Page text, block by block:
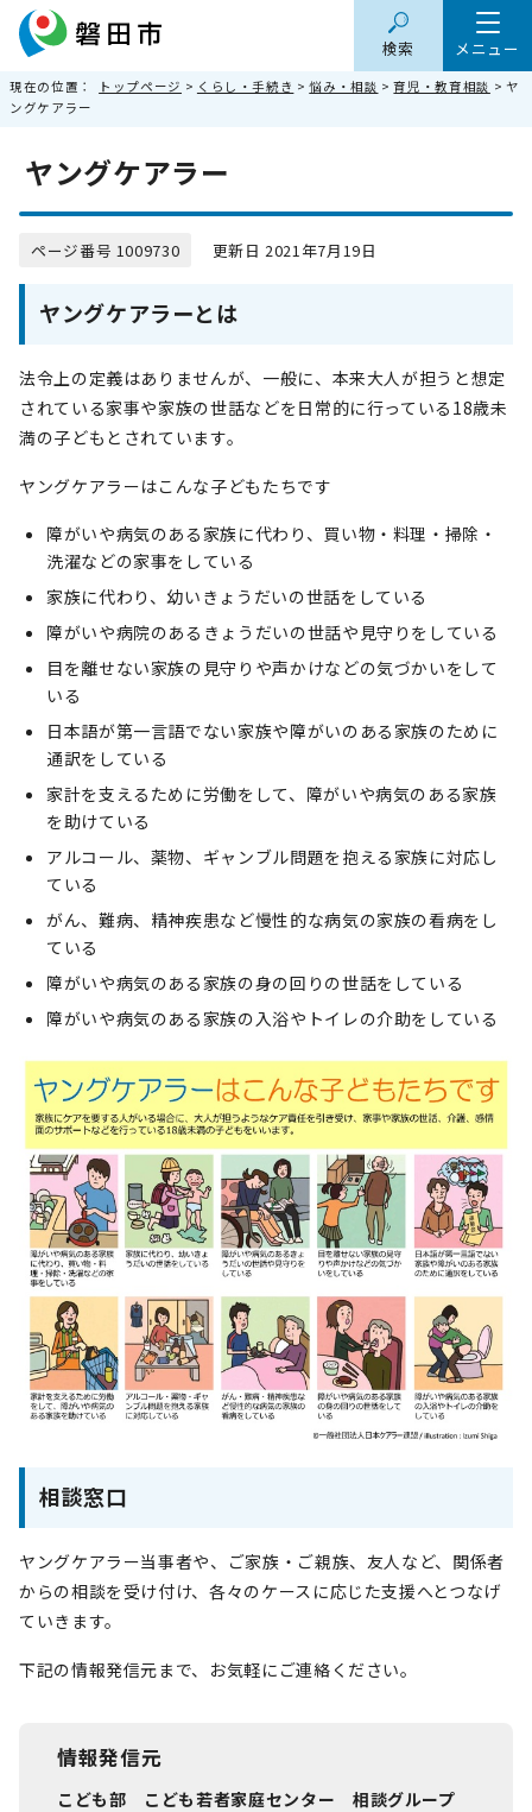
メニュー
検索
現在の位置： トップページ > くらし・手続き >悩み・相談 >育児・教育相談 > ヤ
ングケアラー
ヤングケアラー
ページ番号 1009730 更新日 2021年7月19日
ヤングケアラーとは
法令上の定義はありませんが、一般に、本来大人が担うと想定
されている家事や家族の世話などを日常的に行っている18歳未
満の子どもとされています。
ヤングケアラーはこんな子どもたちです
障がいや病気のある家族に代わり、買い物・料理・掃除・
洗濯などの家事をしている
家族に代わり、幼いきょうだいの世話をしている
障がいや病院のあるきょうだいの世話や見守りをしている
目を離せない家族の見守りや声かけなどの気づかいをして
いる
日本語が第一言語でない家族や障がいのある家族のために
通訳をしている
家計を支えるために労働をして、障がいや病気のある家族
を助けている
アルコール、薬物、ギャンブル問題を抱える家族に対応し
ている
がん、難病、精神疾患など慢性的な病気の家族の看病をし
ている
障がいや病気のある家族の身の回りの世話をしている
障がいや病気のある家族の入浴やトイレの介助をしている
相談窓口
ヤングケアラー当事者や、ご家族・ご親族、友人など、関係者
からの相談を受け付け、各々のケースに応じた支援へとつなげ
ていきます。
下記の情報発信元まで、お気軽にご連絡ください。
情報発信元
こども部 こども若者家庭センター 相談グループ